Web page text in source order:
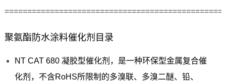
聚氨酯防水涂料催化剂目录
NT CAT 680 凝胶型催化剂，是一种环保型金属复合催
化剂，不含RoHS所限制的多溴联、多溴二醚、铅、